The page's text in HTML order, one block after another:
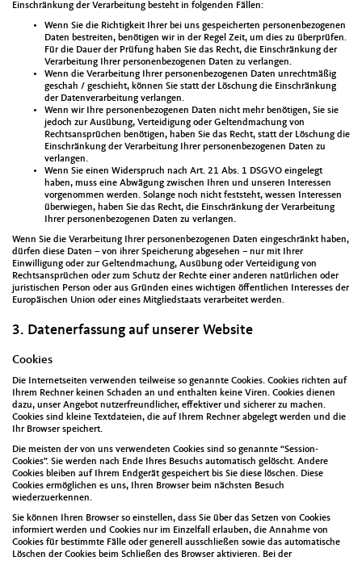
Einschränkung der Verarbeitung besteht in folgenden Fällen:
Wenn Sie die Richtigkeit Ihrer bei uns gespeicherten personenbezogenen
Daten bestreiten, benötigen wir in der Regel Zeit, um dies zu überprüfen.
Für die Dauer der Prüfung haben Sie das Recht, die Einschränkung der
Verarbeitung Ihrer personenbezogenen Daten zu verlangen.
Wenn die Verarbeitung Ihrer personenbezogenen Daten unrechtmäßig
geschah / geschieht, können Sie statt der Löschung die Einschränkung
der Datenverarbeitung verlangen.
Wenn wir Ihre personenbezogenen Daten nicht mehr benötigen, Sie sie
jedoch zur Ausübung, Verteidigung oder Geltendmachung von
Rechtsansprüchen benötigen, haben Sie das Recht, statt der Löschung die
Einschränkung der Verarbeitung Ihrer personenbezogenen Daten zu
verlangen.
Wenn Sie einen Widerspruch nach Art. 21 Abs. 1 DSGVO eingelegt
haben, muss eine Abwägung zwischen Ihren und unseren Interessen
vorgenommen werden. Solange noch nicht feststeht, wessen Interessen
überwiegen, haben Sie das Recht, die Einschränkung der Verarbeitung
Ihrer personenbezogenen Daten zu verlangen.
Wenn Sie die Verarbeitung Ihrer personenbezogenen Daten eingeschränkt haben,
dürfen diese Daten – von ihrer Speicherung abgesehen – nur mit Ihrer
Einwilligung oder zur Geltendmachung, Ausübung oder Verteidigung von
Rechtsansprüchen oder zum Schutz der Rechte einer anderen natürlichen oder
juristischen Person oder aus Gründen eines wichtigen öffentlichen Interesses der
Europäischen Union oder eines Mitgliedstaats verarbeitet werden.
3. Datenerfassung auf unserer Website
Cookies
Die Internetseiten verwenden teilweise so genannte Cookies. Cookies richten auf
Ihrem Rechner keinen Schaden an und enthalten keine Viren. Cookies dienen
dazu, unser Angebot nutzerfreundlicher, effektiver und sicherer zu machen.
Cookies sind kleine Textdateien, die auf Ihrem Rechner abgelegt werden und die
Ihr Browser speichert.
Die meisten der von uns verwendeten Cookies sind so genannte “Session-
Cookies”. Sie werden nach Ende Ihres Besuchs automatisch gelöscht. Andere
Cookies bleiben auf Ihrem Endgerät gespeichert bis Sie diese löschen. Diese
Cookies ermöglichen es uns, Ihren Browser beim nächsten Besuch
wiederzuerkennen.
Sie können Ihren Browser so einstellen, dass Sie über das Setzen von Cookies
informiert werden und Cookies nur im Einzelfall erlauben, die Annahme von
Cookies für bestimmte Fälle oder generell ausschließen sowie das automatische
Löschen der Cookies beim Schließen des Browser aktivieren. Bei der